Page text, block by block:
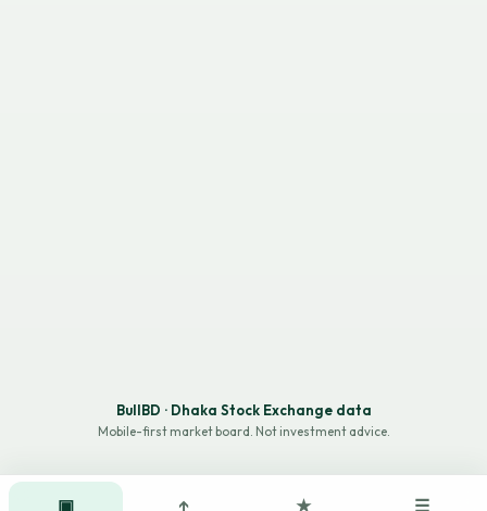
▣ ↑ ★ ☰
BullBD · Dhaka Stock Exchange data
Mobile-first market board. Not investment advice.